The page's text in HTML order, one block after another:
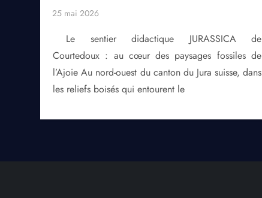
Le sentier didactique JURASSICA de
Courtedoux : au cœur des paysages fossiles de
l’Ajoie Au nord-ouest du canton du Jura suisse, dans
les reliefs boisés qui entourent le